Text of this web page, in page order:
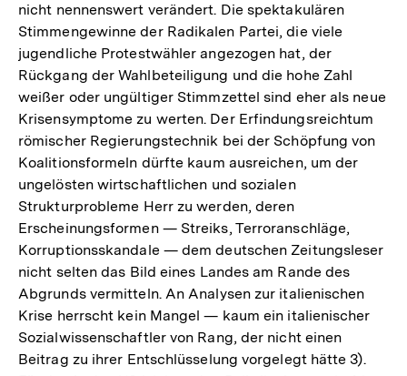
nicht nennenswert verändert. Die spektakulären
Stimmengewinne der Radikalen Partei, die viele
jugendliche Protestwähler angezogen hat, der
Rückgang der Wahlbeteiligung und die hohe Zahl
weißer oder ungültiger Stimmzettel sind eher als neue
Krisensymptome zu werten. Der Erfindungsreichtum
römischer Regierungstechnik bei der Schöpfung von
Koalitionsformeln dürfte kaum ausreichen, um der
ungelösten wirtschaftlichen und sozialen
Strukturprobleme Herr zu werden, deren
Erscheinungsformen — Streiks, Terroranschläge,
Korruptionsskandale — dem deutschen Zeitungsleser
nicht selten das Bild eines Landes am Rande des
Abgrunds vermitteln. An Analysen zur italienischen
Krise herrscht kein Mangel — kaum ein italienischer
Sozialwissenschaftler von Rang, der nicht einen
Beitrag zu ihrer Entschlüsselung vorgelegt hätte 3).